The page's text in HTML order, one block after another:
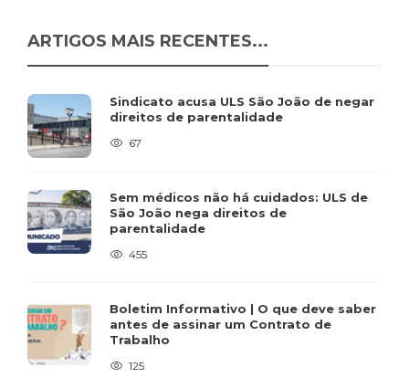
ARTIGOS MAIS RECENTES...
Sindicato acusa ULS São João de negar
direitos de parentalidade
67
Sem médicos não há cuidados: ULS de
São João nega direitos de
parentalidade
455
Boletim Informativo | O que deve saber
antes de assinar um Contrato de
Trabalho
125